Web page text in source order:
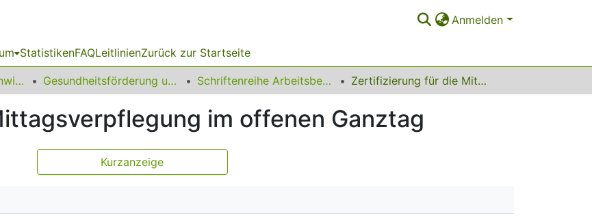
Anmelden
StatistikenFAQLeitlinienZurück zur Startseite
14 Fakultät für Humanwissenschaften und Theologie Gesundheitsförderung und Verbraucherbildung Schriftenreihe Arbeitsberichte Zertifizierung für die Mittagsverpflegung im offenen Ganztag
im offenen Ganztag
Kurzanzeige